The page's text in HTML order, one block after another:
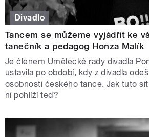
Divadlo
Tancem se můžeme vyjádřit ke
tanečník a pedagog Honza Malík
Je členem Umělecké rady divadla
ustavila po období, kdy z divadla
osobnosti českého tance. Jak tuto
ni pohlíží teď?